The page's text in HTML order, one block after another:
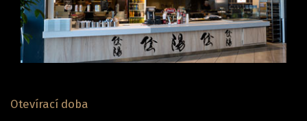
Otevírací doba